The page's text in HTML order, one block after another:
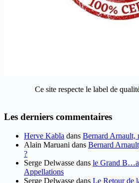
Ce site respecte le label de
Les derniers commentaires
Herve Kabla dans Bernard Arnault,
Alain Maruani dans Bernard
?
Serge Delwasse dans le Grand
Appellations
Serge Delwasse dans Le Retour de